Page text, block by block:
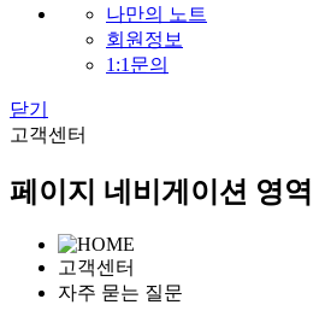
나만의 노트
회원정보
1:1문의
닫기
고객센터
페이지 네비게이션 영역
고객센터
자주 묻는 질문